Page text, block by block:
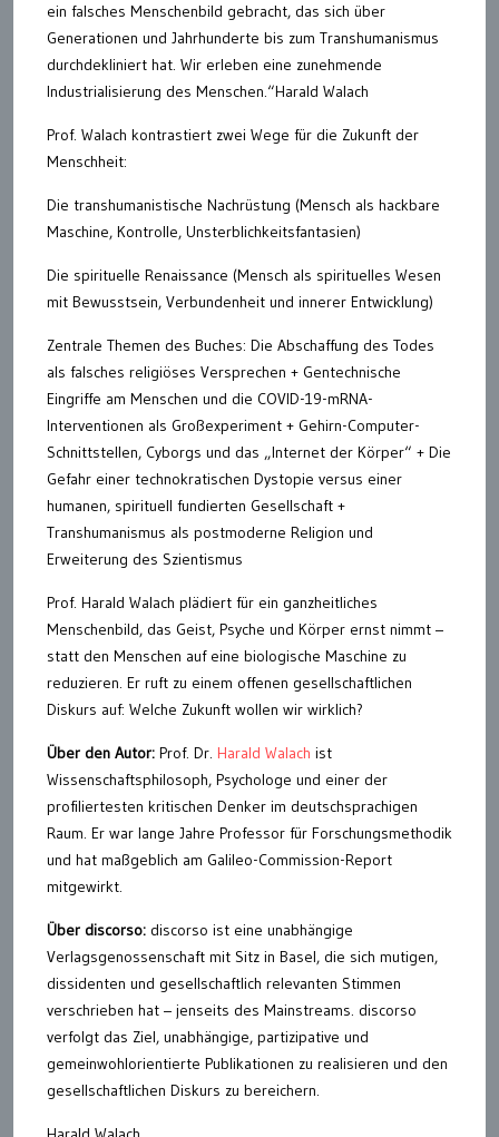
ein falsches Menschenbild gebracht, das sich über
Generationen und Jahrhunderte bis zum Transhumanismus
durchdekliniert hat. Wir erleben eine zunehmende
Industrialisierung des Menschen.“Harald Walach
Prof. Walach kontrastiert zwei Wege für die Zukunft der
Menschheit:
Die transhumanistische Nachrüstung (Mensch als hackbare
Maschine, Kontrolle, Unsterblichkeitsfantasien)
Die spirituelle Renaissance (Mensch als spirituelles Wesen
mit Bewusstsein, Verbundenheit und innerer Entwicklung)
Zentrale Themen des Buches: Die Abschaffung des Todes
als falsches religiöses Versprechen + Gentechnische
Eingriffe am Menschen und die COVID-19-mRNA-
Interventionen als Großexperiment + Gehirn-Computer-
Schnittstellen, Cyborgs und das „Internet der Körper“ + Die
Gefahr einer technokratischen Dystopie versus einer
humanen, spirituell fundierten Gesellschaft +
Transhumanismus als postmoderne Religion und
Erweiterung des Szientismus
Prof. Harald Walach plädiert für ein ganzheitliches
Menschenbild, das Geist, Psyche und Körper ernst nimmt –
statt den Menschen auf eine biologische Maschine zu
reduzieren. Er ruft zu einem offenen gesellschaftlichen
Diskurs auf: Welche Zukunft wollen wir wirklich?
Über den Autor: Prof. Dr. Harald Walach ist
Wissenschaftsphilosoph, Psychologe und einer der
profiliertesten kritischen Denker im deutschsprachigen
Raum. Er war lange Jahre Professor für Forschungsmethodik
und hat maßgeblich am Galileo-Commission-Report
mitgewirkt.
Über discorso: discorso ist eine unabhängige
Verlagsgenossenschaft mit Sitz in Basel, die sich mutigen,
dissidenten und gesellschaftlich relevanten Stimmen
verschrieben hat – jenseits des Mainstreams. discorso
verfolgt das Ziel, unabhängige, partizipative und
gemeinwohlorientierte Publikationen zu realisieren und den
gesellschaftlichen Diskurs zu bereichern.